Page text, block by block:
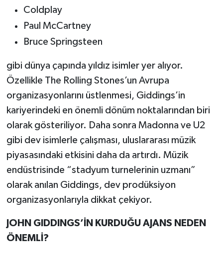
Coldplay
Paul McCartney
Bruce Springsteen
gibi dünya çapında yıldız isimler yer alıyor.
Özellikle The Rolling Stones’un Avrupa
organizasyonlarını üstlenmesi, Giddings’in
kariyerindeki en önemli dönüm noktalarından biri
olarak gösteriliyor. Daha sonra Madonna ve U2
gibi dev isimlerle çalışması, uluslararası müzik
piyasasındaki etkisini daha da artırdı. Müzik
endüstrisinde “stadyum turnelerinin uzmanı”
olarak anılan Giddings, dev prodüksiyon
organizasyonlarıyla dikkat çekiyor.
JOHN GIDDINGS’İN KURDUĞU AJANS NEDEN
ÖNEMLİ?